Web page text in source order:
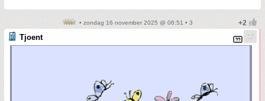
• zondag 16 november 2025 @ 06:51 • 3
Tjoent